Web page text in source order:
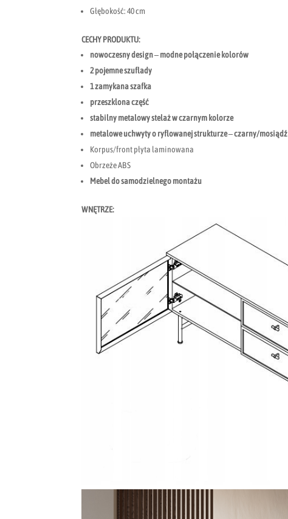
Głębokość: 40 cm
CECHY PRODUKTU:
nowoczesny design – modne połączenie kolorów
2 pojemne szuflady
1 zamykana szafka
przeszklona część
stabilny metalowy stelaż w czarnym kolorze
metalowe uchwyty o ryflowanej strukturze – czarny/mosiądź
Korpus/front płyta laminowana
Obrzeże ABS
Mebel do samodzielnego montażu
WNĘTRZE: